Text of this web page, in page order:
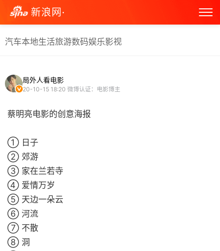
新浪网·
汽车本地生活旅游数码娱乐影视
局外人看电影
20-10-15 18:20 微博认证：电影博主
蔡明亮电影的创意海报
➀ 日子
➁ 郊游
➂ 家在兰若寺
➃ 爱情万岁
➄ 天边一朵云
➅ 河流
➆ 不散
➇ 洞